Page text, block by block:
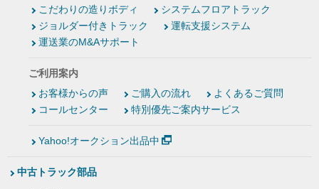
こだわりの造りボディ
システムフロアトラック
ジョルダー付きトラック
運転支援システム
運送業のM&Aサポート
ご利用案内
お客様からの声
ご購入の流れ
よくあるご質問
コールセンター
特別優先ご案内サービス
Yahoo!オークション出品中
中古トラック部品